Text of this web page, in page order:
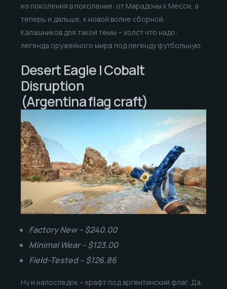
из поколения в поколение: от Марадоны к Месси, а
теперь и дальше, к новой волне сборной.
Калашников для такой темы – холст что надо:
легенда оружейного мира под легенду футбольную.
Desert Eagle | Cobalt
Disruption
(Argentina flag craft)
Factory New – $240.00
Minimal Wear – $123.00
Field-Tested – $126.86
Ну и напоследок – крафт под аргентинский флаг. Да,